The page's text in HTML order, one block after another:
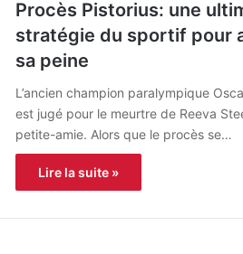
Procès Pistorius: une
stratégie du sportif pour
sa peine
L’ancien champion paralympique
est jugé pour le meurtre de Reeva
petite-amie. Alors que le procès se…
Lire la suite »